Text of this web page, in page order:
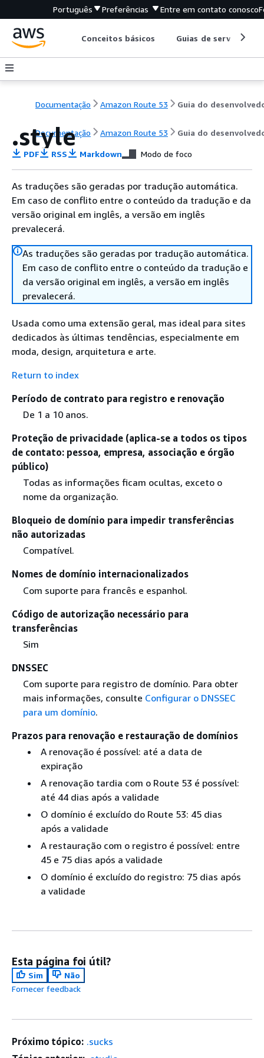
Português Preferências Entre em contato conosco
Conceitos básicos Guias de serviço
Documentação Amazon Route 53 Guia do
Documentação Amazon Route 53 Guia do
.style
PDF RSS Markdown Modo de foco
As traduções são geradas por tradução automática.
Em caso de conflito entre o conteúdo da tradução e da
versão original em inglês, a versão em inglês
prevalecerá.
As traduções são geradas por tradução automática.
Em caso de conflito entre o conteúdo da tradução e
da versão original em inglês, a versão em inglês
prevalecerá.
Usada como uma extensão geral, mas ideal para sites
dedicados às últimas tendências, especialmente em
moda, design, arquitetura e arte.
Return to index
Período de contrato para registro e renovação
De 1 a 10 anos.
Proteção de privacidade (aplica-se a todos os tipos
de contato: pessoa, empresa, associação e órgão
público)
Todas as informações ficam ocultas, exceto o
nome da organização.
Bloqueio de domínio para impedir transferências
não autorizadas
Compatível.
Nomes de domínio internacionalizados
Com suporte para francês e espanhol.
Código de autorização necessário para
transferências
Sim
DNSSEC
Com suporte para registro de domínio. Para obter
mais informações, consulte Configurar o DNSSEC
para um domínio.
Prazos para renovação e restauração de domínios
A renovação é possível: até a data de
expiração
A renovação tardia com o Route 53 é possível:
até 44 dias após a validade
O domínio é excluído do Route 53: 45 dias
após a validade
A restauração com o registro é possível: entre
45 e 75 dias após a validade
O domínio é excluído do registro: 75 dias após
a validade
Esta página foi útil?
Sim
Não
Fornecer feedback
Próximo tópico: .sucks